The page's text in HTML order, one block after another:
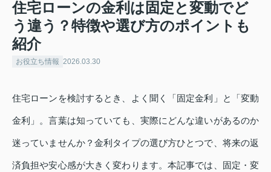
住宅ローンの金利は固定と変動でど
う違う？特徴や選び方のポイントも
紹介
お役立ち情報 2026.03.30
住宅ローンを検討するとき、よく聞く「固定金利」と「変動
金利」。言葉は知っていても、実際にどんな違いがあるのか
迷っていませんか？金利タイプの選び方ひとつで、将来の返
済負担や安心感が大きく変わります。本記事では、固定・変